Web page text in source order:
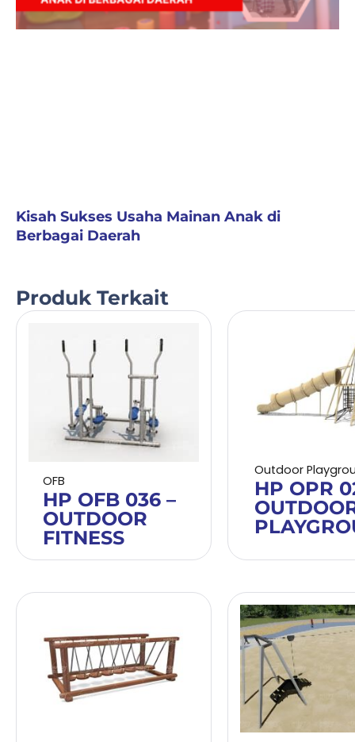
Kisah Sukses Usaha Mainan Anak di
Berbagai Daerah
Produk Terkait
OFB
HP OFB 036 –
OUTDOOR
FITNESS
Outdoor
HP OPR